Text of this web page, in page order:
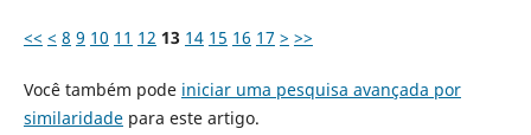
<< < 8 9 10 11 12 13 14 15 16 17 > >>
Você também pode iniciar uma pesquisa avançada por
similaridadepara este artigo.